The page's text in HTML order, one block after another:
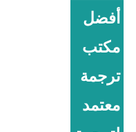
أفضل
مكتب
ترجمة
معتمد